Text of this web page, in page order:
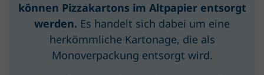
können Pizzakartons im Altpapier entsorgt
werden. Es handelt sich dabei um eine
herkömmliche Kartonage, die als
Monoverpackung entsorgt wird.